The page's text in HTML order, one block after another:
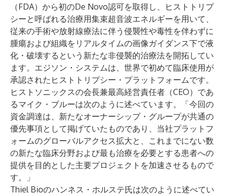
（FDA）から初のDe Novo認可を取得し、ヒストトリプ
シーと呼ばれる治療用集束超音波エネルギーを用いて、
従来の手術や放射線療法に伴う侵襲性や毒性を伴わずに
腫瘍および組織をリアルタイムの画像ガイダンス下で液
化・破壊するという新たな非侵襲的治療法を開拓してい
ます。エジソン・システムは、世界で初めて臨床使用が
承認されたヒストトリプシー・プラットフォームです。
ヒストソニックスの会長兼最高経営責任者（CEO）であ
るマイク・ブルーは次のように述べています。「今回の
資金調達は、新たなオーナーシップ・グループが共通の
優先事項として掲げていたものであり、当社プラットフ
ォームのグローバルアクセス拡大と、これまでにない数
の新たな臨床分野および最も治療を必要とする患者への
提供を目的とした主要プロジェクトを加速させるもので
す。」
Thiel Bioのハンネス・ホルステ氏は次のように述べてい